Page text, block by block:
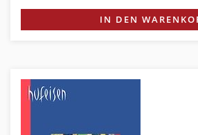
IN DEN